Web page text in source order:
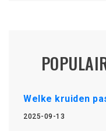
Welke kruiden
2025-09-13